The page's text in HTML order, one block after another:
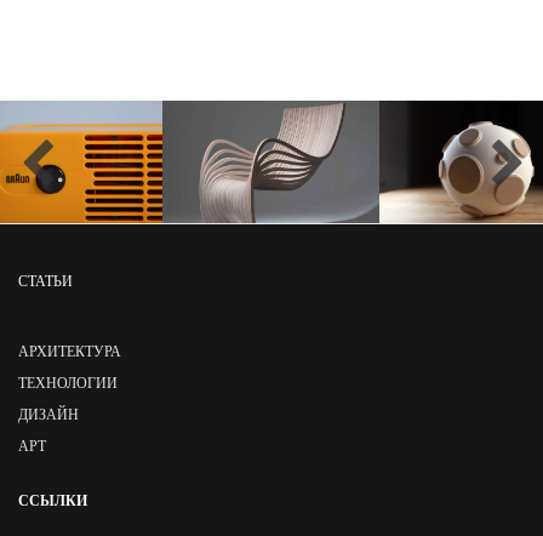
СТАТЬИ
АРХИТЕКТУРА
ТЕХНОЛОГИИ
ДИЗАЙН
АРТ
ССЫЛКИ